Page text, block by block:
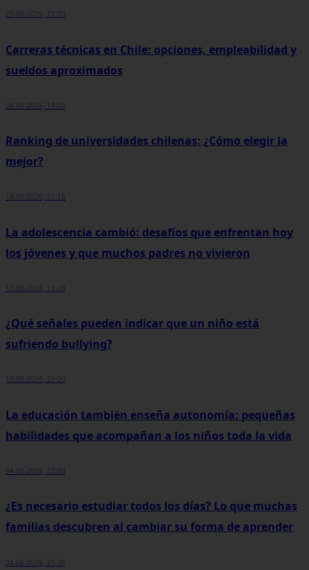
25-06-2026, 21:00
Carreras técnicas en Chile: opciones, empleabilidad y
sueldos aproximados
24-06-2026, 14:00
Ranking de universidades chilenas: ¿Cómo elegir la
mejor?
18-06-2026, 11:15
La adolescencia cambió: desafíos que enfrentan hoy
los jóvenes y que muchos padres no vivieron
11-06-2026, 11:20
¿Qué señales pueden indicar que un niño está
sufriendo bullying?
10-06-2026, 21:00
La educación también enseña autonomía: pequeñas
habilidades que acompañan a los niños toda la vida
04-06-2026, 22:00
¿Es necesario estudiar todos los días? Lo que muchas
familias descubren al cambiar su forma de aprender
04-06-2026, 21:36